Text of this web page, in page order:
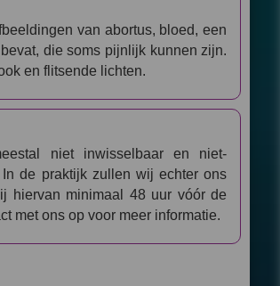
van abortus, bloed, een
die soms pijnlijk kunnen zijn.
en flitsende lichten.
niet inwisselbaar en niet-
de praktijk zullen wij echter ons
hiervan minimaal 48 uur vóór de
met ons op voor meer informatie.